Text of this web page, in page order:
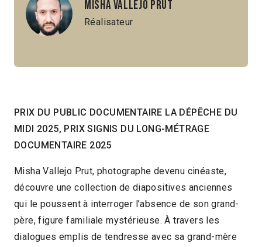
PRIX DU PUBLIC DOCUMENTAIRE LA DÉPÊCHE DU
MIDI 2025, PRIX SIGNIS DU LONG-MÉTRAGE
DOCUMENTAIRE 2025
Misha Vallejo Prut, photographe devenu cinéaste,
découvre une collection de diapositives anciennes
qui le poussent à interroger l’absence de son grand-
père, figure familiale mystérieuse. À travers les
dialogues emplis de tendresse avec sa grand-mère
Misha Vallejo Prut
Réalisateur